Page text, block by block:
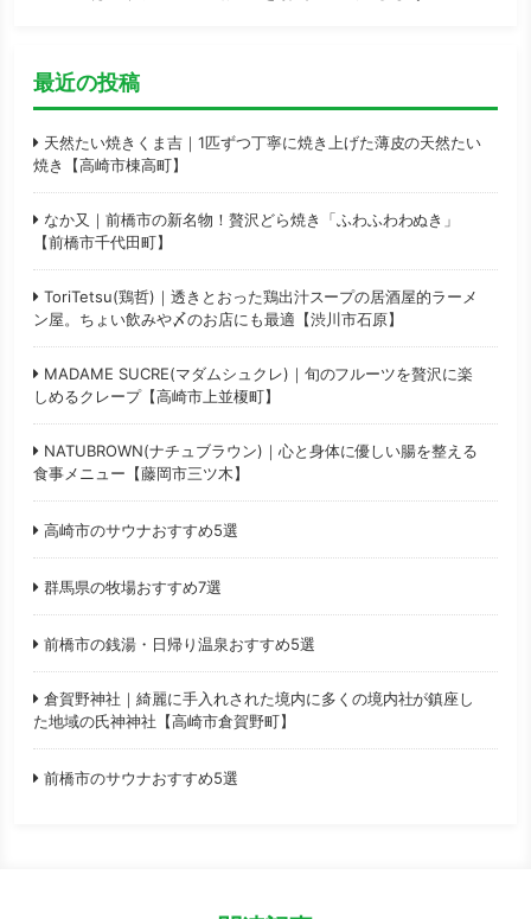
最近の投稿
天然たい焼きくま吉｜1匹ずつ丁寧に焼き上げた薄皮の天然たい
焼き【高崎市棟高町】
なか又｜前橋市の新名物！贅沢どら焼き「ふわふわわぬき」
【前橋市千代田町】
ToriTetsu(鶏哲)｜透きとおった鶏出汁スープの居酒屋的ラーメ
ン屋。ちょい飲みや〆のお店にも最適【渋川市石原】
MADAME SUCRE(マダムシュクレ)｜旬のフルーツを贅沢に楽
しめるクレープ【高崎市上並榎町】
NATUBROWN(ナチュブラウン)｜心と身体に優しい腸を整える
食事メニュー【藤岡市三ツ木】
高崎市のサウナおすすめ5選
群馬県の牧場おすすめ7選
前橋市の銭湯・日帰り温泉おすすめ5選
倉賀野神社｜綺麗に手入れされた境内に多くの境内社が鎮座し
た地域の氏神神社【高崎市倉賀野町】
前橋市のサウナおすすめ5選